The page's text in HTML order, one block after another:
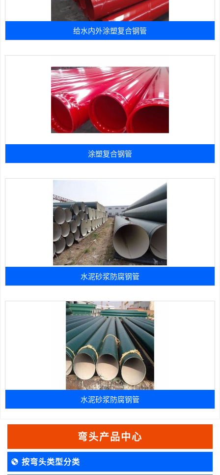
给水内外涂塑复合钢管
涂塑复合钢管
水泥砂浆防腐钢管
水泥砂浆防腐钢管
弯头产品中心
按弯头类型分类